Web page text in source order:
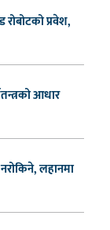
रोबोटको प्रवेश,
आधार
लहानमा